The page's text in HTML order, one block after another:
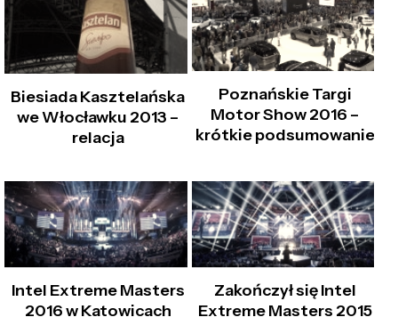
Biesiada Kasztelańska
we Włocławku 2013 –
relacja
Poznańskie Targi
Motor Show 2016 –
krótkie podsumowanie
Intel Extreme Masters
2016 w Katowicach
Zakończył się Intel
Extreme Masters 2015